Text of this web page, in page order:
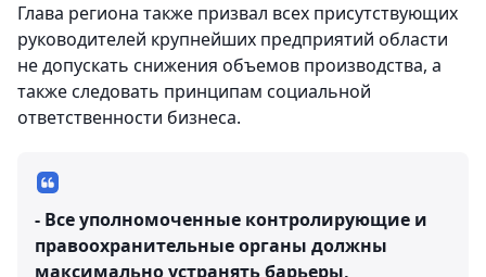
Глава региона также призвал всех присутствующих
руководителей крупнейших предприятий области
не допускать снижения объемов производства, а
также следовать принципам социальной
ответственности бизнеса.
- Все уполномоченные контролирующие и
правоохранительные органы должны
максимально устранять барьеры,